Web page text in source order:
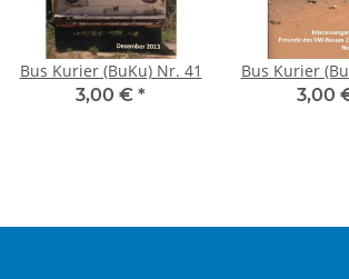
Bus Kurier (BuKu) Nr. 41
3,00 € *
Bus Kurier
3,00